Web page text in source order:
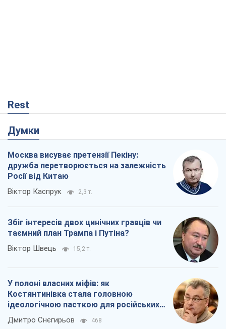
Rest
Думки
Москва висуває претензії Пекіну:
дружба перетворюється на залежність
Росії від Китаю
Віктор Каспрук 2,3 т.
Збіг інтересів двох цинічних гравців чи
таємний план Трампа і Путіна?
Віктор Швець 15,2 т.
У полоні власних міфів: як
Костянтинівка стала головною
ідеологічною пасткою для російських
окупантів
Дмитро Снєгирьов 468